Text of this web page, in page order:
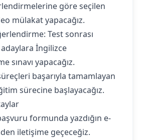
göre seçilen
mülakat yapacağız.
Test sonrası
adaylara İngilizce
sınavı yapacağız.
başarıyla tamamlayan
sürecine başlayacağız.
formunda yazdığın e-
iletişime geçeceğiz.